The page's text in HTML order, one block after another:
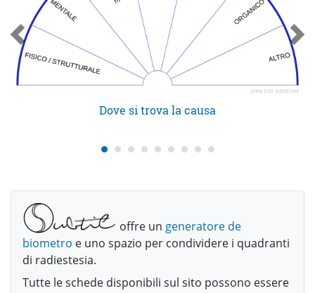
Dove si trova la causa
offre un generatore de
biometro e uno spazio per condividere i quadranti
di radiestesia.
Tutte le schede disponibili sul sito possono essere